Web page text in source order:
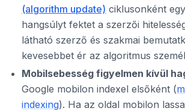
(algorithm update) ciklusonként
hangsúlyt fektet a szerzői
látható szerző és szakmai
kevesebbet ér az algoritmus
Mobilsebesség figyelmen kívül
Google mobilon indexel elsőként (
indexing). Ha az oldal mobilon